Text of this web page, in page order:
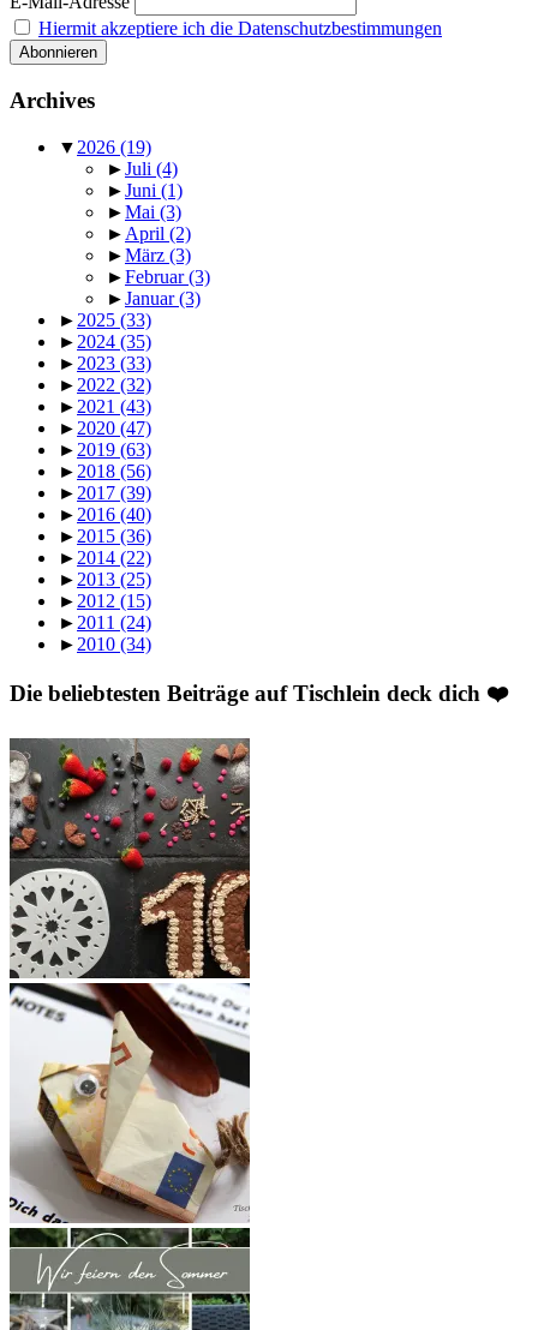
Hiermit akzeptiere ich die Datenschutzbestimmungen
Archives
▼ 2026 (19)
►Juli (4)
►Juni (1)
►Mai (3)
► April (2)
►März (3)
►Februar(3)
►Januar(3)
► 2025 (33)
► 2024 (35)
► 2023 (33)
► 2022 (32)
► 2021 (43)
► 2020 (47)
► 2019 (63)
► 2018 (56)
► 2017 (39)
► 2016 (40)
► 2015 (36)
► 2014 (22)
► 2013 (25)
► 2012 (15)
► 2011 (24)
► 2010 (34)
Die beliebtesten Beiträge auf Tischlein deck dich ❤️